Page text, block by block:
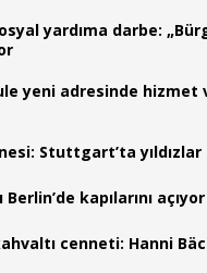
yardıma darbe:
yeni adresinde hizmet
Stuttgart’ta
kapılarını açıyor
cenneti: Hanni